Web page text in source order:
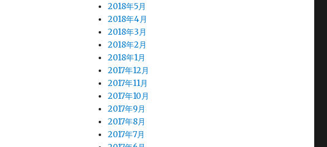
2018年5月
2018年4月
2018年3月
2018年2月
2018年1月
2017年12月
2017年11月
2017年10月
2017年9月
2017年8月
2017年7月